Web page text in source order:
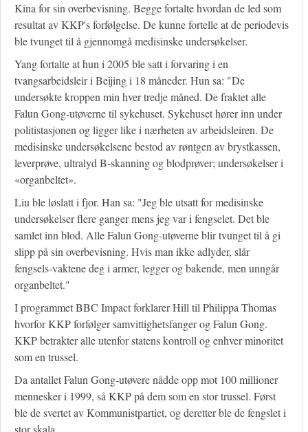
Kina for sin overbevisning. Begge fortalte hvordan de led som
resultat av KKP's forfølgelse. De kunne fortelle at de periodevis
ble tvunget til å gjennomgå medisinske undersøkelser.
Yang fortalte at hun i 2005 ble satt i forvaring i en
tvangsarbeidsleir i Beijing i 18 måneder. Hun sa: "De
undersøkte kroppen min hver tredje måned. De fraktet alle
Falun Gong-utøverne til sykehuset. Sykehuset hører inn under
politistasjonen og ligger like i nærheten av arbeidsleiren. De
medisinske undersøkelsene bestod av røntgen av brystkassen,
leverprøve, ultralyd B-skanning og blodprøver; undersøkelser i
«organbeltet».
Liu ble løslatt i fjor. Han sa: "Jeg ble utsatt for medisinske
undersøkelser flere ganger mens jeg var i fengselet. Det ble
samlet inn blod. Alle Falun Gong-utøverne blir tvunget til å gi
slipp på sin overbevisning. Hvis man ikke adlyder, slår
fengsels-vaktene deg i armer, legger og bakende, men unngår
organbeltet."
I programmet BBC Impact forklarer Hill til Philippa Thomas
hvorfor KKP forfølger samvittighetsfanger og Falun Gong.
KKP betrakter alle utenfor statens kontroll og enhver minoritet
som en trussel.
Da antallet Falun Gong-utøvere nådde opp mot 100 millioner
mennesker i 1999, så KKP på dem som en stor trussel. Først
ble de svertet av Kommunistpartiet, og deretter ble de fengslet i